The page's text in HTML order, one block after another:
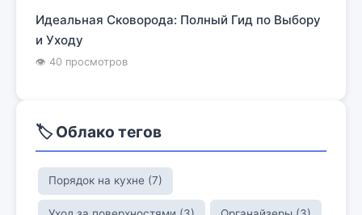
Идеальная Сковорода: Полный Гид по Выбору
и Уходу
👁 40 просмотров
🏷️ Облако тегов
Порядок на кухне (7)